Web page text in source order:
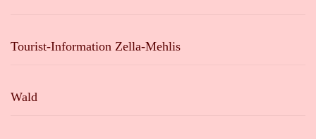
Tourist-Information Zella-Mehlis
Wald